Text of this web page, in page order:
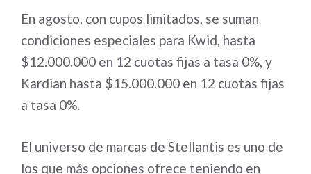
En agosto, con cupos limitados, se suman
condiciones especiales para Kwid, hasta
$12.000.000 en 12 cuotas fijas a tasa 0%, y
Kardian hasta $15.000.000 en 12 cuotas fijas
a tasa 0%.
El universo de marcas de Stellantis es uno de
los que más opciones ofrece teniendo en